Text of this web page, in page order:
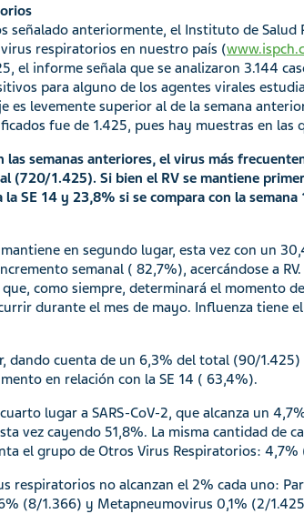
señalado anteriormente, el Instituto de
respiratorios en nuestro país (
el informe señala que se analizaron 3.144
para alguno de los agentes virales
es levemente superior al de la semana
fue de 1.425, pues hay muestras en las
las semanas anteriores, el virus más
(720/1.425). Si bien el RV se mantiene
la SE 14 y 23,8% si se compara con la
mantiene en segundo lugar, esta vez con un
semanal ( 82,7%), acercándose a
que, como siempre, determinará el momento
durante el mes de mayo. Influenza tiene
dando cuenta de un 6,3% del total (90/
en relación con la SE 14 ( 63,4%).
lugar a SARS-CoV-2, que alcanza un
vez cayendo 51,8%. La misma cantidad de
el grupo de Otros Virus Respiratorios: 4,7%
respiratorios no alcanzan el 2% cada uno:
(8/1.366) y Metapneumovirus 0,1% (2/